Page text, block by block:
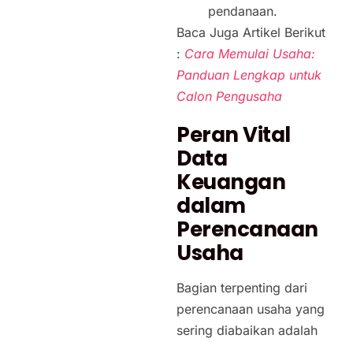
pendanaan.
Baca Juga Artikel Berikut
: Cara Memulai Usaha:
Panduan Lengkap untuk
Calon Pengusaha
Peran Vital
Data
Keuangan
dalam
Perencanaan
Usaha
Bagian terpenting dari
perencanaan usaha yang
sering diabaikan adalah